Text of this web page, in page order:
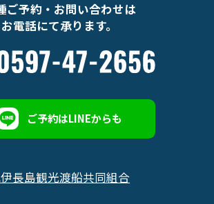
ご予約・お問い合わせは
お電話にて承ります。
ご予約はLINEからも
長島観光渡船共同組合